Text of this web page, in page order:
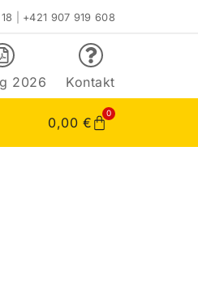
+421 907 919 608
2026 Kontakt
0,00 €
0